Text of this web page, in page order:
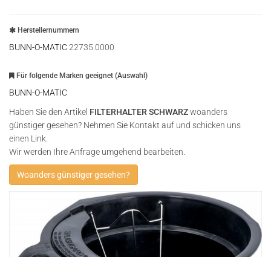
Herstellernummern
BUNN-O-MATIC22735.0000
Für folgende Marken geeignet (Auswahl)
BUNN-O-MATIC
Haben Sie den Artikel FILTERHALTER SCHWARZwoanders
günstiger gesehen? Nehmen Sie Kontakt auf und schicken uns
einen Link.
Wir werden Ihre Anfrage umgehend bearbeiten.
Woanders günstiger gesehen?